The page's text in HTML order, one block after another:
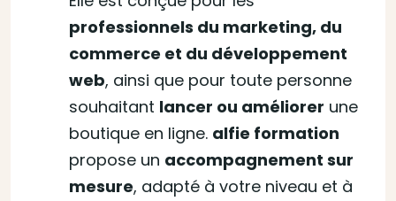
professionnels du marketing, du
commerce et du développement
web, ainsi que pour toute personne
souhaitant lancer ou améliorer une
boutique en ligne. alfie formation
propose un accompagnement sur
mesure, adapté à votre niveau et à